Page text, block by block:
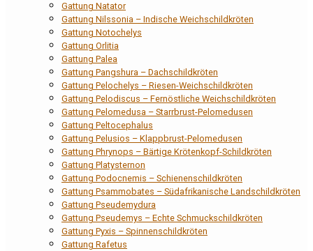
Gattung Natator
Gattung Nilssonia – Indische Weichschildkröten
Gattung Notochelys
Gattung Orlitia
Gattung Palea
Gattung Pangshura – Dachschildkröten
Gattung Pelochelys – Riesen-Weichschildkröten
Gattung Pelodiscus – Fernöstliche Weichschildkröten
Gattung Pelomedusa – Starrbrust-Pelomedusen
Gattung Peltocephalus
Gattung Pelusios – Klappbrust-Pelomedusen
Gattung Phrynops – Bärtige Krötenkopf-Schildkröten
Gattung Platysternon
Gattung Podocnemis – Schienenschildkröten
Gattung Psammobates – Südafrikanische Landschildkröten
Gattung Pseudemydura
Gattung Pseudemys – Echte Schmuckschildkröten
Gattung Pyxis – Spinnenschildkröten
Gattung Rafetus